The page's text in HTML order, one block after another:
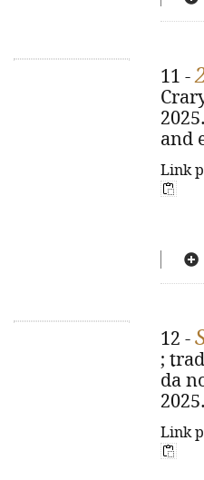
11 -
and
Link
12 -
;
da
Link